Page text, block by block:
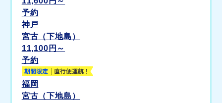
予約
神戸
宮古（下地島）
11,100 円～
予約
福岡
宮古（下地島）